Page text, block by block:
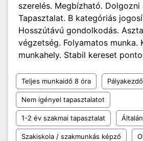
szerelés. Megbízható. Dolgozni
Tapasztalat. B kategóriás
Hosszútávú gondolkodás.
végzetség. Folyamatos munka.
munkahely. Stabil kereset
Teljes munkaidő 8 óra
Nem igényel tapasztalatot
1-2 év szakmai tapasztalat
Szakiskola / szakmunkás képző